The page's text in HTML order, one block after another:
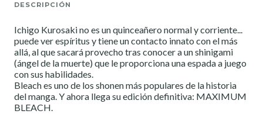
DESCRIPCIÓN
Ichigo Kurosaki no es un quinceañero normal y corriente...
puede ver espíritus y tiene un contacto innato con el más
allá, al que sacará provecho tras conocer a un shinigami
(ángel de la muerte) que le proporciona una espada a juego
con sus habilidades.
Bleach es uno de los shonen más populares de la historia
del manga. Y ahora llega su edición definitiva: MAXIMUM
BLEACH.